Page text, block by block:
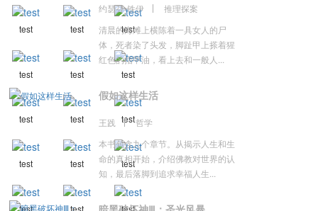
test test test
test test test
test test test
test test test
test test test
约瑟芬•铁伊
推理探案
清晨的海滩上横陈着一具女人的尸
体，死者染了头发，脚趾甲上搽着猩
红色的指甲油，看上去和一般人...
假如这样生活
王践
哲学
本书包含九个章节。从揭示人生和生
命的真相开始，介绍佛教对世界的认
知，最后落脚到追求幸福人生...